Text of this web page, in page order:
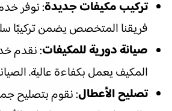
تركيب مكيفات جديدة: نوفر
فريقنا المتخصص يضمن تركيبًا
صيانة دورية للمكيفات: نقدم
المكيف يعمل بكفاءة عالية.
تصليح الأعطال: نقوم بتصليح